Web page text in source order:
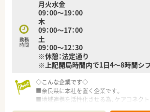
勤務
時間
月火水金
09：00～19：00
木
09：00～17：00
土
09：00～12：30
※休憩：法定通り
※上記開局時間内で1日4～8時間シ
◇こんな企業です◇
■奈良県に本社を置く企業です。
■地域連携を活性化させる為、ケアコネクト